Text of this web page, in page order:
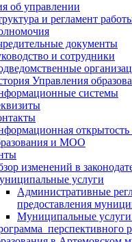
об управлении
и регламент
документы
и сотрудники
Управления
системы
открытость
и МОО
изменений в
услуги
Административные
предоставления
Муниципальные
перспективного